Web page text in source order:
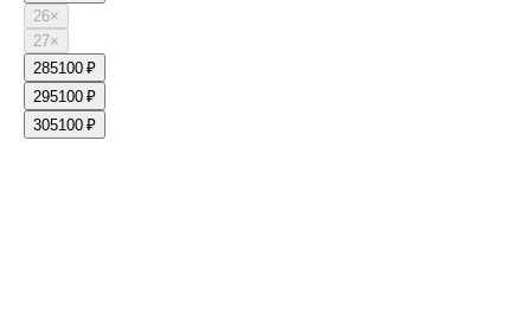
26×
27×
285100 ₽
295100 ₽
305100 ₽